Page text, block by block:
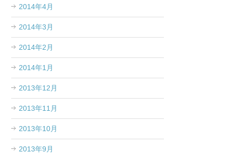
2014年4月
2014年3月
2014年2月
2014年1月
2013年12月
2013年11月
2013年10月
2013年9月